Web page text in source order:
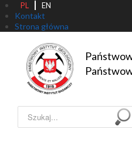
PL EN
Kontakt
Strona główna
Szukaj...